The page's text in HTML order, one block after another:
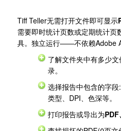
Tiff Teller无需打开文件即可显示
需要即时统计页数或定期统计页
具。独立运行——不依赖Adobe
了解文件夹中有多少
录。
选择报告中包含的字
类型、DPI、色深等。
打印报告或导出为